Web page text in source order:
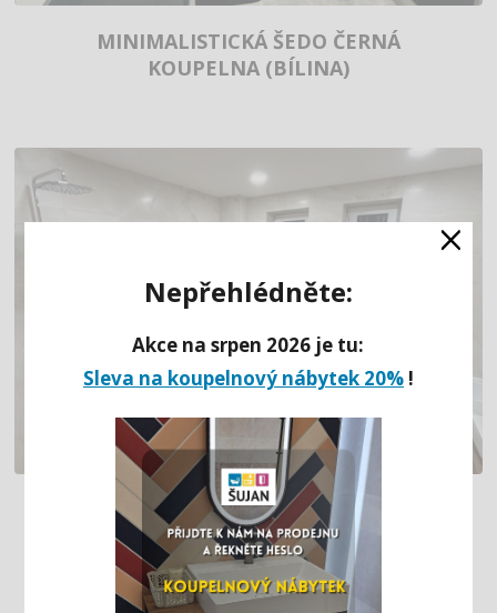
MINIMALISTICKÁ ŠEDO ČERNÁ
KOUPELNA (BÍLINA)
VELKÁ MRAMOROVÁ KOUPELNA
S DŘEVODEKOREM SE DVĚMA
UMYVADLY, SPRCHOVÝM KOUTEM
I VANOU (BÍLINA)
Nepřehlédněte:
Akce na srpen 2026 je tu:
Sleva na koupelnový nábytek 20%!
×